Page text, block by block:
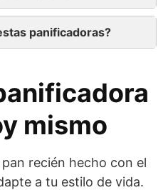
panificadoras?
mismo
recién hecho con el
a tu estilo de vida.